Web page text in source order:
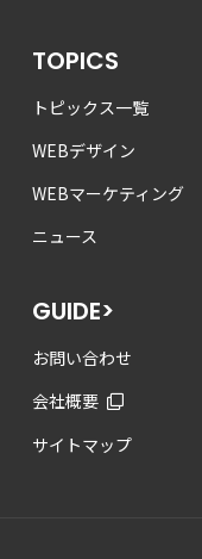
TOPICS
トピックス一覧
WEBデザイン
WEBマーケティング
ニュース
GUIDE>
お問い合わせ
会社概要
サイトマップ